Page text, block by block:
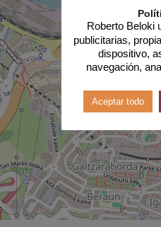
Roberto Beloki
publicitarias,
dispositivo,
navegación,
Aceptar todo